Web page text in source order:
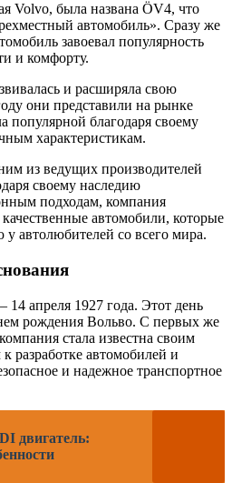
Volvo, была названа ÖV4, что
автомобиль». Сразу же
завоевал популярность
и комфорту.
и расширяла свою
они представили на рынке
популярной благодаря своему
характеристикам.
из ведущих производителей
своему наследию
подходам, компания
автомобили, которые
у автолюбителей со всего мира.
14 апреля 1927 года. Этот день
рождения Вольво. С первых же
стала известна своим
разработке автомобилей и
и надежное транспортное
двигатель: